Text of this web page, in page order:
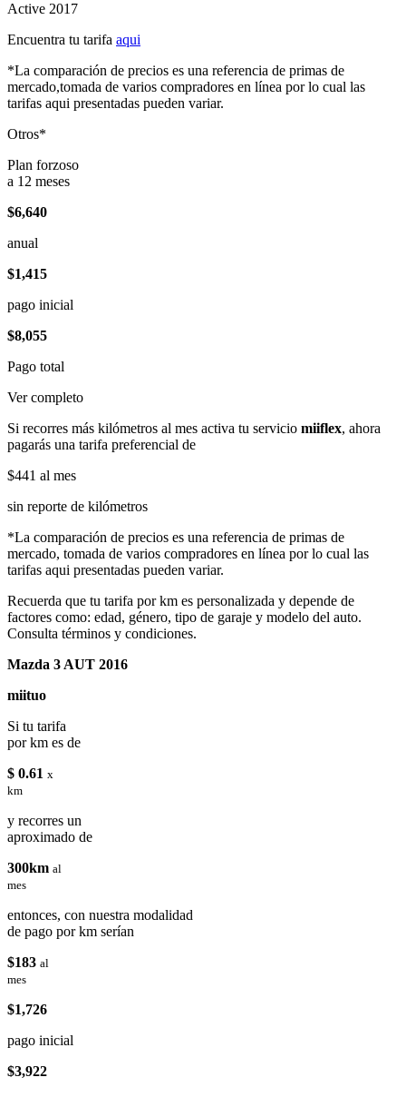
Active 2017
Encuentra tu tarifa aqui
*La comparación de precios es una referencia de primas de
mercado,tomada de varios compradores en línea por lo cual las
tarifas aqui presentadas pueden variar.
Otros*
Plan forzoso
a 12 meses
$6,640
anual
$1,415
pago inicial
$8,055
Pago total
Ver completo
Si recorres más kilómetros al mes activa tu servicio miiflex, ahora
pagarás una tarifa preferencial de
$441 al mes
sin reporte de kilómetros
*La comparación de precios es una referencia de primas de
mercado, tomada de varios compradores en línea por lo cual las
tarifas aqui presentadas pueden variar.
Recuerda que tu tarifa por km es personalizada y depende de
factores como: edad, género, tipo de garaje y modelo del auto.
Consulta términos y condiciones.
Mazda 3 AUT 2016
miituo
Si tu tarifa
por km es de
$ 0.61 x
km
y recorres un
aproximado de
300km al
mes
entonces, con nuestra modalidad
de pago por km serían
$183 al
mes
$1,726
pago inicial
$3,922